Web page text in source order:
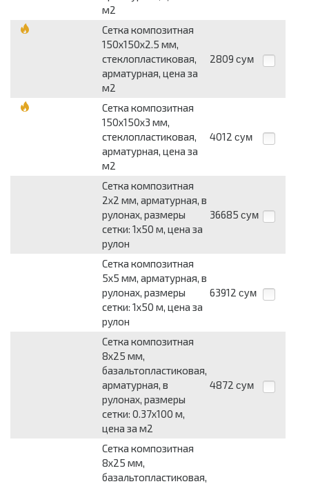
м2
Сетка композитная
150x150x2.5 мм,
стеклопластиковая,
арматурная, цена за
м2
2809 сум
Сетка композитная
150x150x3 мм,
стеклопластиковая,
арматурная, цена за
м2
4012 сум
Сетка композитная
2x2 мм, арматурная, в
рулонах, размеры
сетки: 1x50 м, цена за
рулон
36685 сум
Сетка композитная
5x5 мм, арматурная, в
рулонах, размеры
сетки: 1x50 м, цена за
рулон
63912 сум
Сетка композитная
8x25 мм,
базальтопластиковая,
арматурная, в
рулонах, размеры
сетки: 0.37x100 м,
цена за м2
4872 сум
Сетка композитная
8x25 мм,
базальтопластиковая,